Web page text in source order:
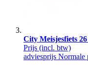
City Meisjesfiets
Prijs (incl. btw)
adviesprijs Normale